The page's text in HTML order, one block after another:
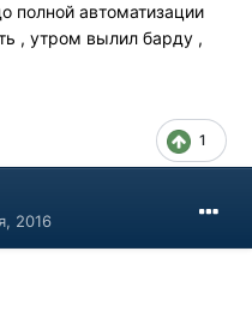
полной автоматизации
, утром вылил барду ,
1
2016